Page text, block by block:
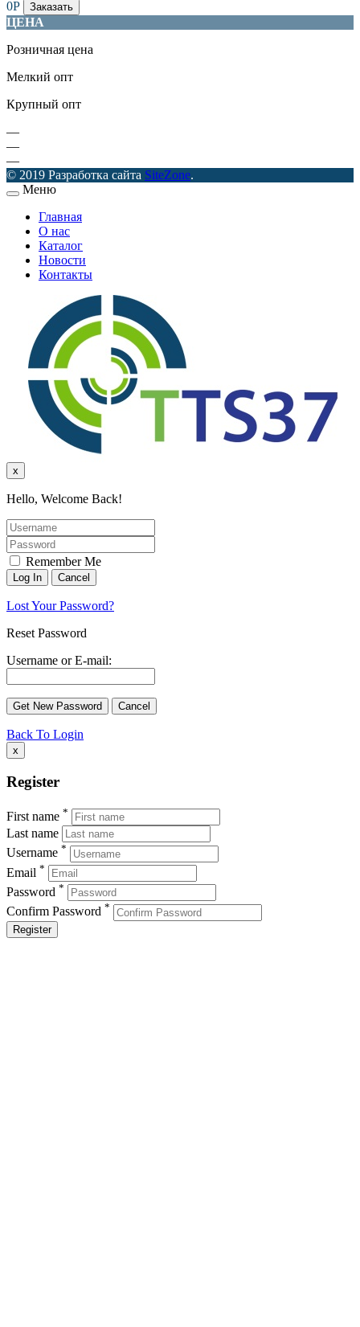
0Р Заказать
ЦЕНА
Розничная цена
Мелкий опт
Крупный опт
—
—
—
© 2019 Разработка сайта SiteZone.
Меню
Главная
О нас
Каталог
Новости
Контакты
x
Hello, Welcome Back!
Remember Me
Lost Your Password?
Reset Password
Username or E-mail:
Back To Login
x
Register
First name *
Last name
Username *
Email *
Password *
Confirm Password *
Register